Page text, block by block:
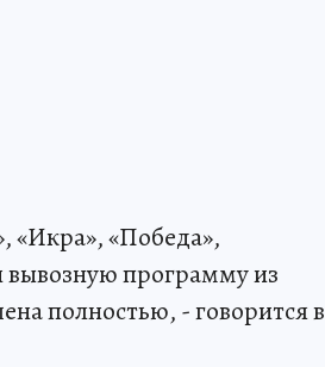
«Икра», «Победа»,
вывозную программу из
полностью, - говорится в